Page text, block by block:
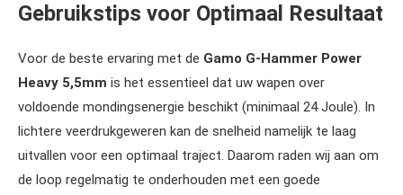
Gebruikstips voor Optimaal Resultaat
Voor de beste ervaring met de Gamo G-Hammer Power
Heavy 5,5mm is het essentieel dat uw wapen over
voldoende mondingsenergie beschikt (minimaal 24 Joule). In
lichtere veerdrukgeweren kan de snelheid namelijk te laag
uitvallen voor een optimaal traject. Daarom raden wij aan om
de loop regelmatig te onderhouden met een goede